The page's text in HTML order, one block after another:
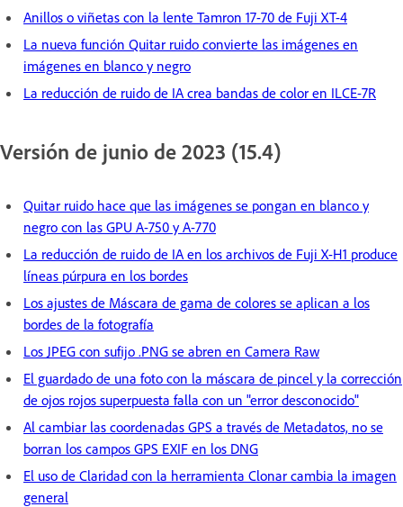
Anillos o viñetas con la lente Tamron 17-70 de Fuji XT-4
La nueva función Quitar ruido convierte las imágenes en
imágenes en blanco y negro
La reducción de ruido de IA crea bandas de color en ILCE-7R
Versión de junio de 2023 (15.4)
Quitar ruido hace que las imágenes se pongan en blanco y
negro con las GPU A-750 y A-770
La reducción de ruido de IA en los archivos de Fuji X-H1 produce
líneas púrpura en los bordes
Los ajustes de Máscara de gama de colores se aplican a los
bordes de la fotografía
Los JPEG con sufijo .PNG se abren en Camera Raw
El guardado de una foto con la máscara de pincel y la corrección
de ojos rojos superpuesta falla con un "error desconocido"
Al cambiar las coordenadas GPS a través de Metadatos, no se
borran los campos GPS EXIF en los DNG
El uso de Claridad con la herramienta Clonar cambia la imagen
general